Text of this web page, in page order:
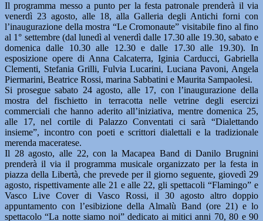
Il programma messo a punto per la festa patronale prenderà il via
venerdì 23 agosto, alle 18, alla Galleria degli Antichi forni con
l’inaugurazione della mostra “Le Cromonaute” visitabile fino al fino
al 1° settembre (dal lunedì al venerdì dalle 17.30 alle 19.30, sabato e
domenica dalle 10.30 alle 12.30 e dalle 17.30 alle 19.30). In
esposizione opere di Anna Calcaterra, Iginia Carducci, Gabriella
Clementi, Stefania Grilli, Fulvia Lucarini, Luciana Pavoni, Angela
Piermarini, Beatrice Rossi, marina Sabbatini e Maurita Sampaolesi.
Si prosegue sabato 24 agosto, alle 17, con l’inaugurazione della
mostra del fischietto in terracotta nelle vetrine degli esercizi
commerciali che hanno aderito all’iniziativa, mentre domenica 25,
alle 17, nel cortile di Palazzo Conventati ci sarà “Dialettando
insieme”, incontro con poeti e scrittori dialettali e la tradizionale
merenda maceratese.
Il 28 agosto, alle 22, con la Macapea Band di Danilo Brugnini
prenderà il via il programma musicale organizzato per la festa in
piazza della Libertà, che prevede per il giorno seguente, giovedì 29
agosto, rispettivamente alle 21 e alle 22, gli spettacoli “Flamingo” e
Vasco Live Cover di Vasco Rossi, il 30 agosto altro doppio
appuntamento con l’esibizione della Almalù Band (ore 21) e lo
spettacolo “La notte siamo noi” dedicato ai mitici anni 70, 80 e 90